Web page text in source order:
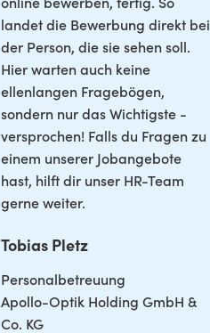
online bewerben, fertig. So
landet die Bewerbung direkt bei
der Person, die sie sehen soll.
Hier warten auch keine
ellenlangen Fragebögen,
sondern nur das Wichtigste -
versprochen! Falls du Fragen zu
einem unserer Jobangebote
hast, hilft dir unser HR-Team
gerne weiter.
Tobias Pletz
Personalbetreuung
Apollo-Optik Holding GmbH &
Co. KG